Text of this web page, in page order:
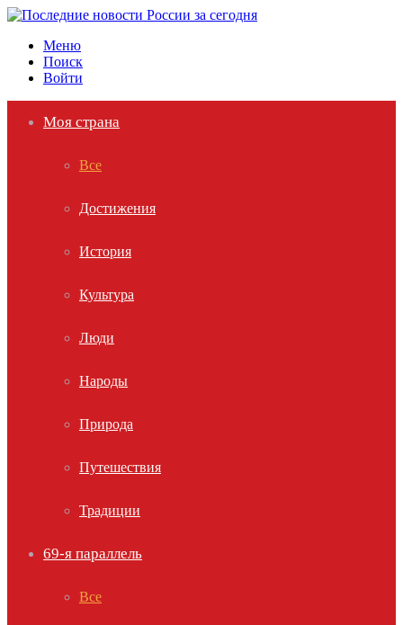
Меню
Поиск
Войти
Моя страна
Все
Достижения
История
Культура
Люди
Народы
Природа
Путешествия
Традиции
69-я параллель
Все